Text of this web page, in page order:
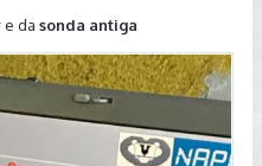
da sonda antiga